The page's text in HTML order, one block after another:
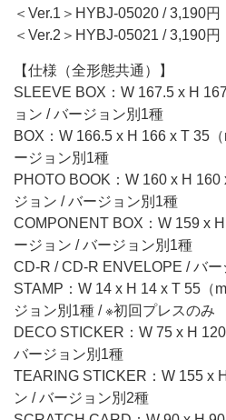
＜Ver.1＞HYBJ-05020 / 3,190円
＜Ver.2＞HYBJ-05021 / 3,190円
【仕様（全形態共通）】
SLEEVE BOX：W 167.5 x H
ョン / バージョン別1種
BOX：W 166.5 x H 166 x T 35
ージョン別1種
PHOTO BOOK：W 160 x H 160
ジョン / バージョン別1種
COMPONENT BOX：W 159 x
ージョン / バージョン別1種
CD-R / CD-R ENVELOPE / バ
STAMP：W 14 x H 14 x T 55（
ジョン別1種 / ※初回プレスのみ
DECO STICKER：W 75 x H
バージョン別1種
TEARING STICKER：W 155 x
ン / バージョン別2種